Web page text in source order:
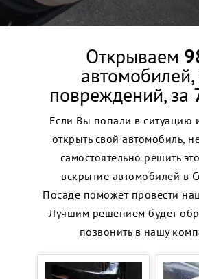
Открываем
автомобилей,
повреждений, за
Если Вы попали в ситуацию
открыть свой автомобиль,
самостоятельно решить
вскрытие автомобилей в
Посаде поможет провести
Лучшим решением будет
позвонить в нашу